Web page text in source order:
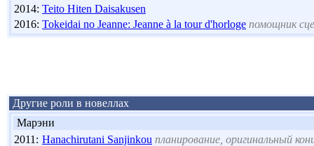
2014: Teito Hiten Daisakusen
2016: Tokeidai no Jeanne: Jeanne à la tour d'horloge помощник
Другие роли в новеллах
Марэни
2011: Hanachirutani Sanjinkou планирование, оригинальный